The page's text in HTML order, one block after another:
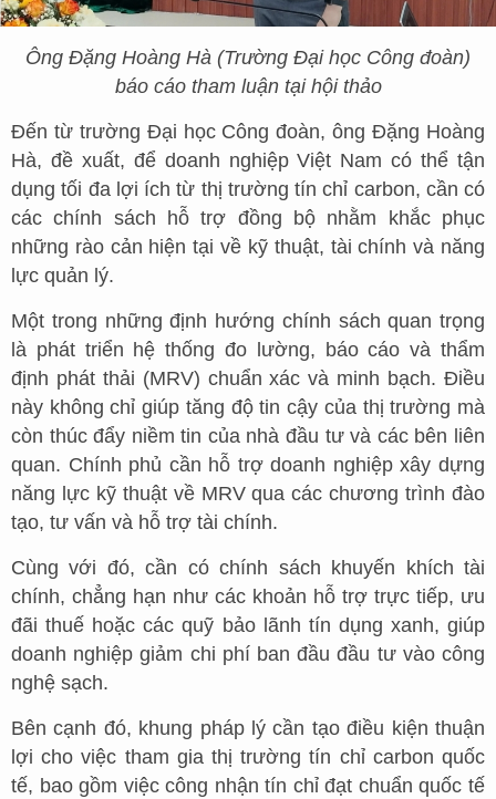
Ông Đặng Hoàng Hà (Trường Đại học Công đoàn)
báo cáo tham luận tại hội thảo
Đến từ trường Đại học Công đoàn, ông Đặng Hoàng
Hà, đề xuất, để doanh nghiệp Việt Nam có thể tận
dụng tối đa lợi ích từ thị trường tín chỉ carbon, cần có
các chính sách hỗ trợ đồng bộ nhằm khắc phục
những rào cản hiện tại về kỹ thuật, tài chính và năng
lực quản lý.
Một trong những định hướng chính sách quan trọng
là phát triển hệ thống đo lường, báo cáo và thẩm
định phát thải (MRV) chuẩn xác và minh bạch. Điều
này không chỉ giúp tăng độ tin cậy của thị trường mà
còn thúc đẩy niềm tin của nhà đầu tư và các bên liên
quan. Chính phủ cần hỗ trợ doanh nghiệp xây dựng
năng lực kỹ thuật về MRV qua các chương trình đào
tạo, tư vấn và hỗ trợ tài chính.
Cùng với đó, cần có chính sách khuyến khích tài
chính, chẳng hạn như các khoản hỗ trợ trực tiếp, ưu
đãi thuế hoặc các quỹ bảo lãnh tín dụng xanh, giúp
doanh nghiệp giảm chi phí ban đầu đầu tư vào công
nghệ sạch.
Bên cạnh đó, khung pháp lý cần tạo điều kiện thuận
lợi cho việc tham gia thị trường tín chỉ carbon quốc
tế, bao gồm việc công nhận tín chỉ đạt chuẩn quốc tế